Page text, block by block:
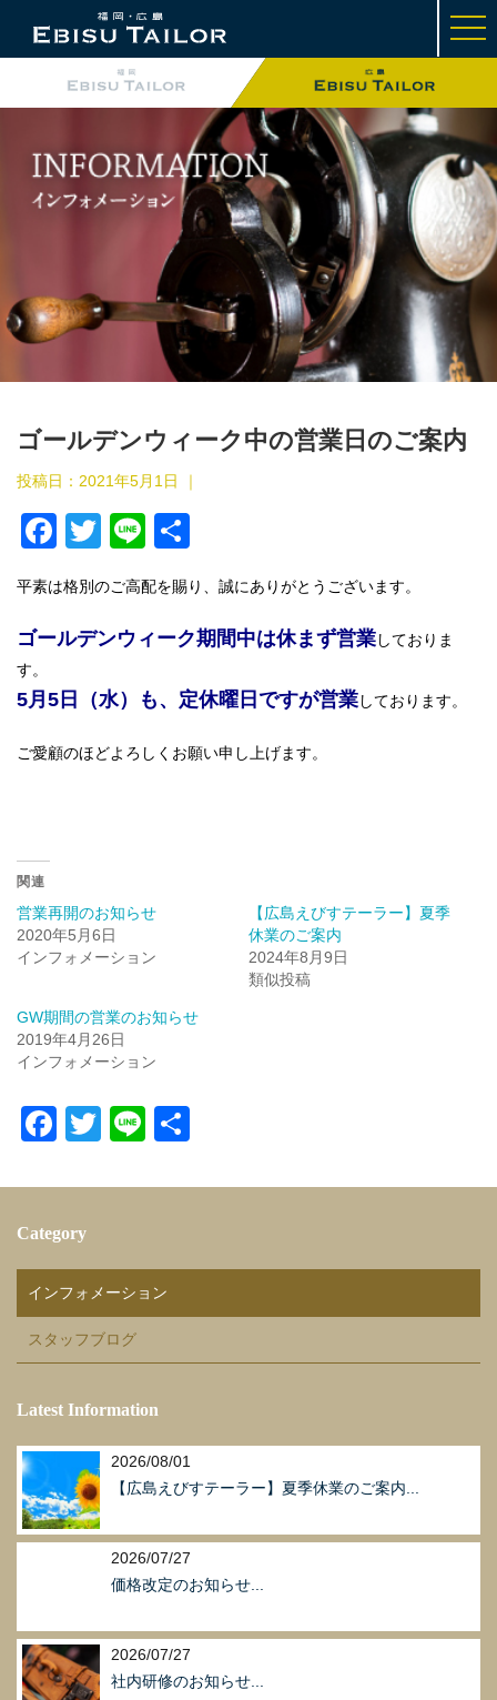
t
o
g
e
a
v
i
g
a
t
i
o
ゴールデンウィーク中の営業日のご案内
投稿日： 2021年5月1日 ｜
F
c
e
o
o
T
tt
er
Li
e
平素は格別のご高配を賜り、誠にありがとうございます。
ゴールデンウィーク期間中は休まず営業しておりま
す。
5月5日（水）も、定休曜日ですが営業しております。
ご愛顧のほどよろしくお願い申し上げます。
関連
営業再開のお知らせ
2020年5月6日
インフォメーション
【広島えびすテーラー】夏季
休業のご案内
2024年8月9日
類似投稿
GW期間の営業のお知らせ
2019年4月26日
インフォメーション
F
c
e
b
o
o
k
T
tt
Li
e
Category
インフォメーション
スタッフブログ
Latest Information
2026/08/01
【広島えびすテーラー】夏季休業のご案内...
2026/07/27
価格改定のお知らせ...
2026/07/27
社内研修のお知らせ...